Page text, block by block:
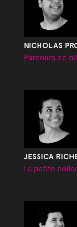
NICHOLAS
Parcours de
JESSICA
La petite